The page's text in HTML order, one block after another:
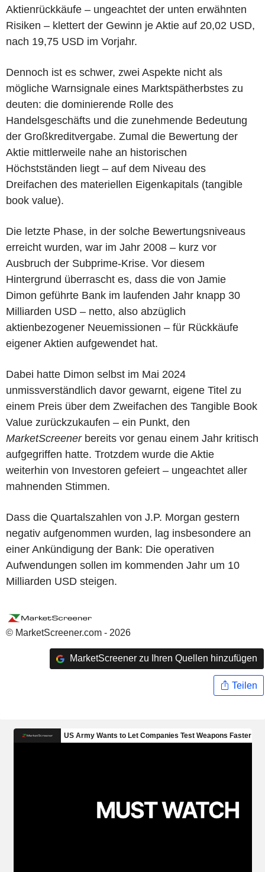
Aktienrückkäufe – ungeachtet der unten erwähnten
Risiken – klettert der Gewinn je Aktie auf 20,02 USD,
nach 19,75 USD im Vorjahr.
Dennoch ist es schwer, zwei Aspekte nicht als
mögliche Warnsignale eines Marktspätherbstes zu
deuten: die dominierende Rolle des
Handelsgeschäfts und die zunehmende Bedeutung
der Großkreditvergabe. Zumal die Bewertung der
Aktie mittlerweile nahe an historischen
Höchstständen liegt – auf dem Niveau des
Dreifachen des materiellen Eigenkapitals (tangible
book value).
Die letzte Phase, in der solche Bewertungsniveaus
erreicht wurden, war im Jahr 2008 – kurz vor
Ausbruch der Subprime-Krise. Vor diesem
Hintergrund überrascht es, dass die von Jamie
Dimon geführte Bank im laufenden Jahr knapp 30
Milliarden USD – netto, also abzüglich
aktienbezogener Neuemissionen – für Rückkäufe
eigener Aktien aufgewendet hat.
Dabei hatte Dimon selbst im Mai 2024
unmissverständlich davor gewarnt, eigene Titel zu
einem Preis über dem Zweifachen des Tangible Book
Value zurückzukaufen – ein Punkt, den
MarketScreenerbereits vor genau einem Jahr kritisch
aufgegriffen hatte. Trotzdem wurde die Aktie
weiterhin von Investoren gefeiert – ungeachtet aller
mahnenden Stimmen.
Dass die Quartalszahlen von J.P. Morgan gestern
negativ aufgenommen wurden, lag insbesondere an
einer Ankündigung der Bank: Die operativen
Aufwendungen sollen im kommenden Jahr um 10
Milliarden USD steigen.
© MarketScreener.com - 2026
MarketScreener zu Ihren Quellen hinzufügen
Teilen